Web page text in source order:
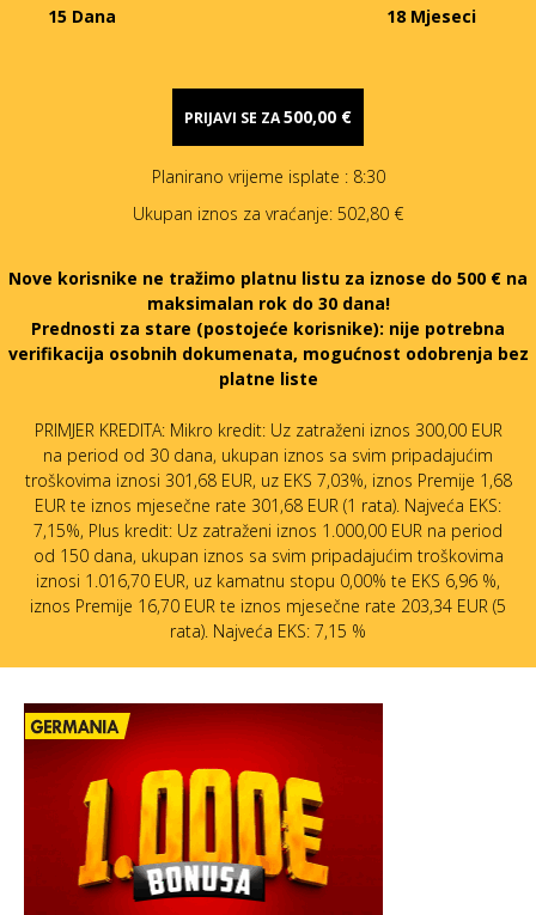
15 Dana 18 Mjeseci
PRIJAVI SE ZA500,00 €
Planirano vrijeme isplate : 8:30
Ukupan iznos za vraćanje: 502,80 €
Nove korisnike ne tražimo platnu listu za iznose do 500 € na
maksimalan rok do 30 dana!
Prednosti za stare (postojeće korisnike): nije potrebna
verifikacija osobnih dokumenata, mogućnost odobrenja bez
platne liste
PRIMJER KREDITA: Mikro kredit: Uz zatraženi iznos 300,00 EUR
na period od 30 dana, ukupan iznos sa svim pripadajućim
troškovima iznosi 301,68 EUR, uz EKS 7,03%, iznos Premije 1,68
EUR te iznos mjesečne rate 301,68 EUR (1 rata). Najveća EKS:
7,15%, Plus kredit: Uz zatraženi iznos 1.000,00 EUR na period
od 150 dana, ukupan iznos sa svim pripadajućim troškovima
iznosi 1.016,70 EUR, uz kamatnu stopu 0,00% te EKS 6,96 %,
iznos Premije 16,70 EUR te iznos mjesečne rate 203,34 EUR (5
rata). Najveća EKS: 7,15 %